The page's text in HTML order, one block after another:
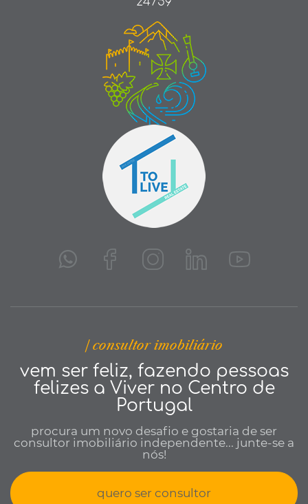
| consultor imobiliário
vem ser feliz, fazendo pessoas
felizes a Viver no Centro de
Portugal
procura um novo desafio e gostaria de ser
consultor imobiliário independente... junte-se a
nós!
quero ser consultor